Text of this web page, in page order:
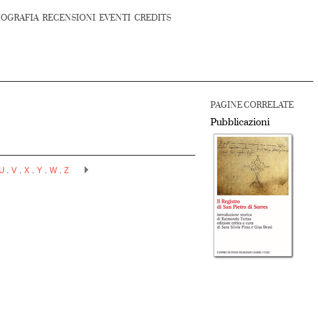
RECENSIONI EVENTI CREDITS
PAGINE CORRELATE
Pubblicazioni
U. V . X. Y . W. Z